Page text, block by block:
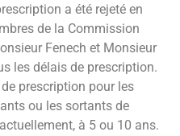
a été rejeté en
de la Commission
Fenech et Monsieur
les délais de prescription.
prescription pour les
ou les sortants de
à 5 ou 10 ans.